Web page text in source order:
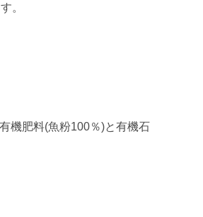
。
機肥料(魚粉100％)と有機石